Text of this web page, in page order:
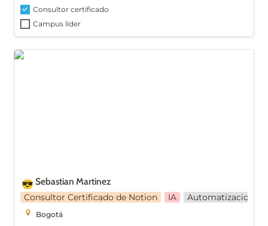
Consultor certificado
Campus líder
Sebastian Martinez
😎 Sebastian Martinez
Consultor Certificado de Notion IA Automatizaciones
Bogotá